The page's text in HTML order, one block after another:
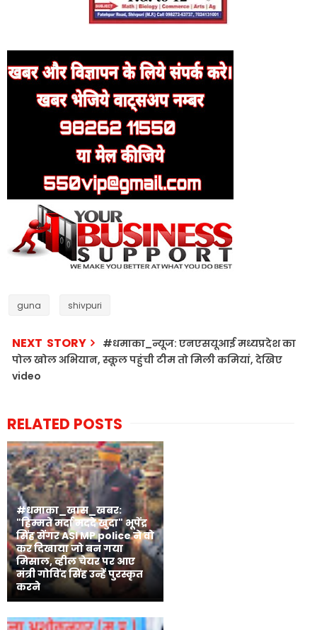
guna shivpuri
NEXT STORY
#धमाका_न्यूज: एनएसयूआई मध्यप्रदेश का
पोल खोल अभियान, स्कूल पहुंची टीम तो मिली कमियां, देखिए
video
RELATED POSTS
#धमाका_खास_खबर:
"हिम्मते मर्दा मददे खुदा" भूपेंद्र
सिंह सेंगर ASI MP police ने वो
कर दिखाया जो बन गया
मिसाल, व्हील चेयर पर आए
मंत्री गोविंद सिंह उन्हें पुरस्कृत
करने